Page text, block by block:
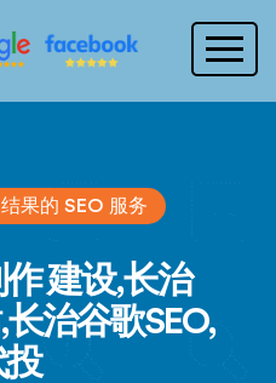
果的 SEO 服务
建设,长治
治谷歌SEO,
投